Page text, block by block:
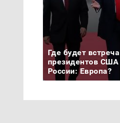
Где будет встреча
президентов США
России: Европа?